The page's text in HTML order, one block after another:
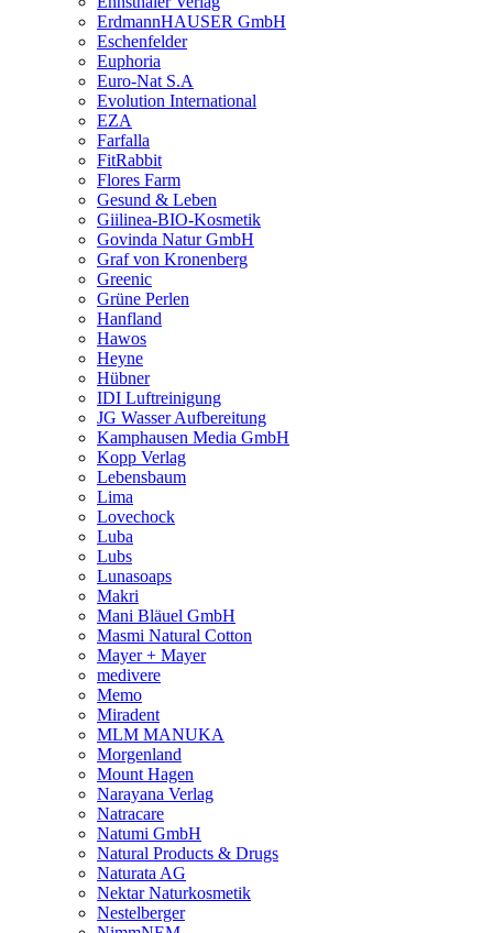
ErdmannHAUSER GmbH
Eschenfelder
Euphoria
Euro-Nat S.A
Evolution International
EZA
Farfalla
FitRabbit
Flores Farm
Gesund & Leben
Giilinea-BIO-Kosmetik
Govinda Natur GmbH
Graf von Kronenberg
Greenic
Grüne Perlen
Hanfland
Hawos
Heyne
Hübner
IDI Luftreinigung
JG Wasser Aufbereitung
Kamphausen Media GmbH
Kopp Verlag
Lebensbaum
Lima
Lovechock
Luba
Lubs
Lunasoaps
Makri
Mani Bläuel GmbH
Masmi Natural Cotton
Mayer + Mayer
medivere
Memo
Miradent
MLM MANUKA
Morgenland
Mount Hagen
Narayana Verlag
Natracare
Natumi GmbH
Natural Products & Drugs
Naturata AG
Nektar Naturkosmetik
Nestelberger